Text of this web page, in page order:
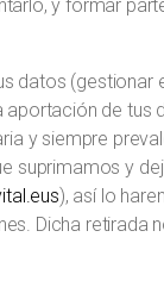
y formar
datos (gestionar
de tus
y siempre
suprimamos y
), así lo
Dicha retirada